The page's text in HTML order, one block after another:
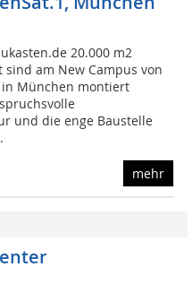
20.000 m2
sind am New Campus von
in München montiert
und die enge Baustelle
mehr